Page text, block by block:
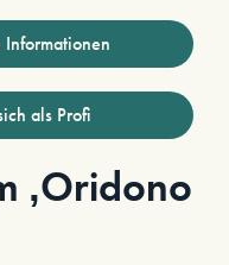
als Profi
‚Oridono